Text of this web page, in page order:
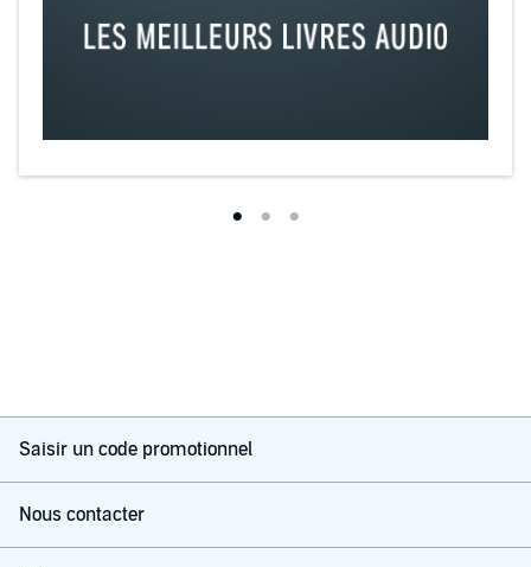
Saisir un code promotionnel
Nous contacter